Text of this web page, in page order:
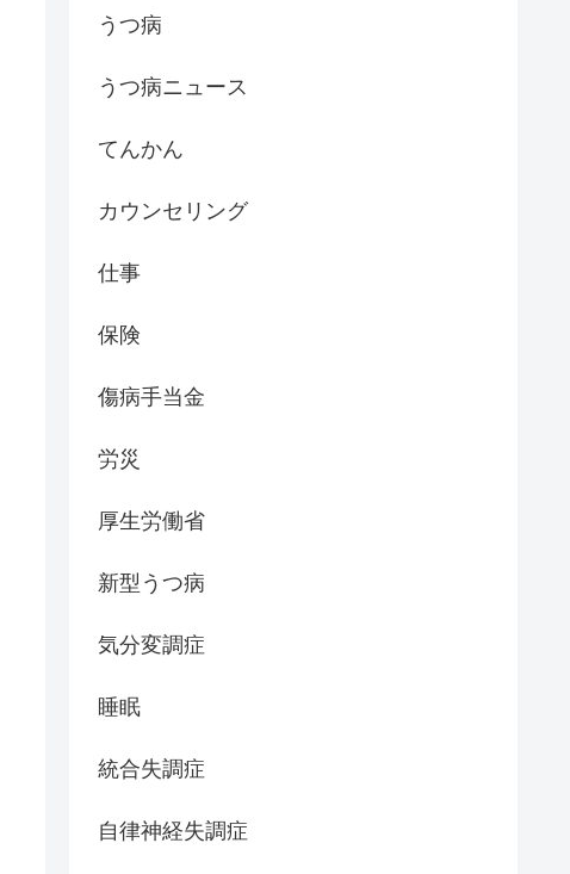
うつ病
うつ病ニュース
てんかん
カウンセリング
仕事
保険
傷病手当金
労災
厚生労働省
新型うつ病
気分変調症
睡眠
統合失調症
自律神経失調症